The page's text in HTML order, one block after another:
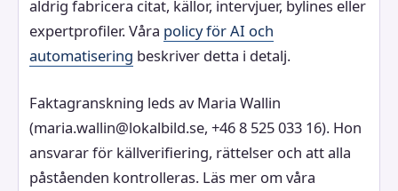
aldrig fabricera citat, källor, intervjuer, bylines eller
expertprofiler. Våra policy för AI och
automatisering beskriver detta i detalj.
Faktagranskning leds av Maria Wallin
(maria.wallin@lokalbild.se, +46 8 525 033 16). Hon
ansvarar för källverifiering, rättelser och att alla
påståenden kontrolleras. Läs mer om våra